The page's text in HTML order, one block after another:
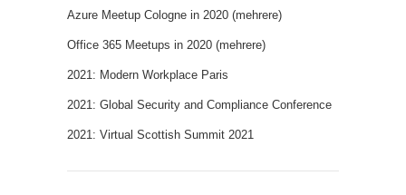
Azure Meetup Cologne in 2020 (mehrere)
Office 365 Meetups in 2020 (mehrere)
2021: Modern Workplace Paris
2021: Global Security and Compliance Conference
2021: Virtual Scottish Summit 2021